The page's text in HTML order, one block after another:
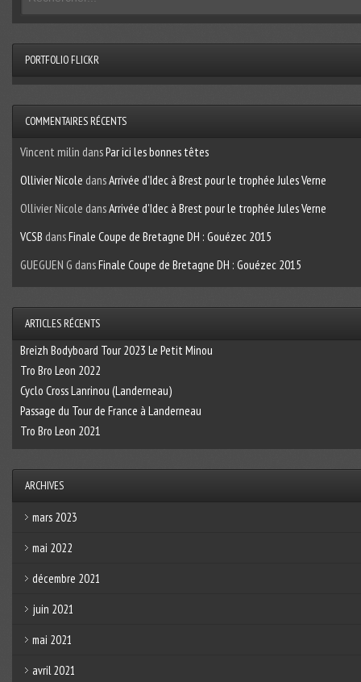
PORTFOLIO FLICKR
COMMENTAIRES RÉCENTS
Vincent milin dansPar ici les bonnes têtes
Ollivier Nicole dansArrivée d’Idec à Brest pour le trophée Jules Verne
Ollivier Nicole dansArrivée d’Idec à Brest pour le trophée Jules Verne
VCSB dansFinale Coupe de Bretagne DH : Gouézec 2015
GUEGUEN G dansFinale Coupe de Bretagne DH : Gouézec 2015
ARTICLES RÉCENTS
Breizh Bodyboard Tour 2023 Le Petit Minou
Tro Bro Leon 2022
Cyclo Cross Lanrinou (Landerneau)
Passage du Tour de France à Landerneau
Tro Bro Leon 2021
ARCHIVES
mars 2023
mai 2022
décembre 2021
juin 2021
mai 2021
avril 2021